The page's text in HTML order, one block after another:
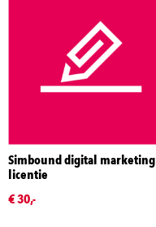
Simbound digital marketing
licentie
€ 30,-